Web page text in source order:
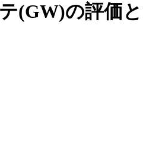
(GW)の評価と